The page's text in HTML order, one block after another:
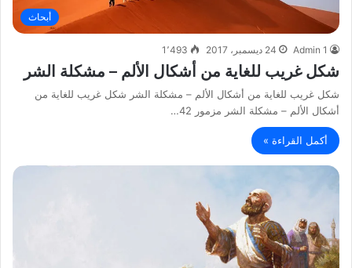
أبحاث
Admin 1 24 ديسمبر، 2017 1٬493
شكل غريب للغاية من أشكال الألم – مشكلة الشر
شكل غريب للغاية من أشكال الألم – مشكلة الشر شكل غريب للغاية من
أشكال الألم – مشكلة الشر مزمور 42…
أكمل القراءة »